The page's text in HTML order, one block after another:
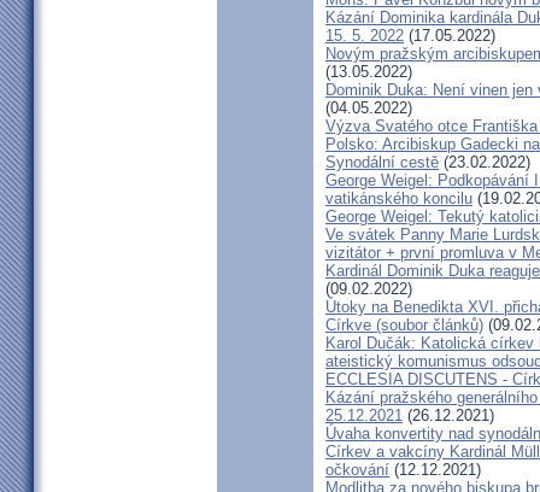
Kázání Dominika kardinála
15. 5. 2022 (17.05.2022)
Novým pražským
(13.05.2022)
Dominik Duka: Není vinen
(04.05.2022)
Výzva Svatého otce
Polsko: Arcibiskup Gadecki
Synodální cestě (23.02.2022)
George Weigel: Podkopávání
vatikánského koncilu
George Weigel: Tekutý
Ve svátek Panny Marie
vizitátor + první promluva v
Kardinál Dominik Duka
(09.02.2022)
Útoky na Benedikta XVI.
Církve (soubor článků)
Karol Dučák: Katolická církev
ateistický komunismus
ECCLESIA DISCUTENS -
Kázání pražského
25.12.2021 (26.12.2021)
Úvaha konvertity nad
Církev a vakcíny Kardinál
očkování (12.12.2021)
Modlitba za nového biskupa